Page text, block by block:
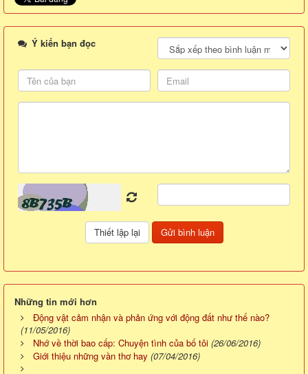
Ý kiến bạn đọc
Những tin mới hơn
Động vật cảm nhận và phản ứng với động đất như thế nào?
(11/05/2016)
Nhớ về thời bao cấp: Chuyện tình của bố tôi (26/06/2016)
Giới thiệu những vần thơ hay (07/04/2016)